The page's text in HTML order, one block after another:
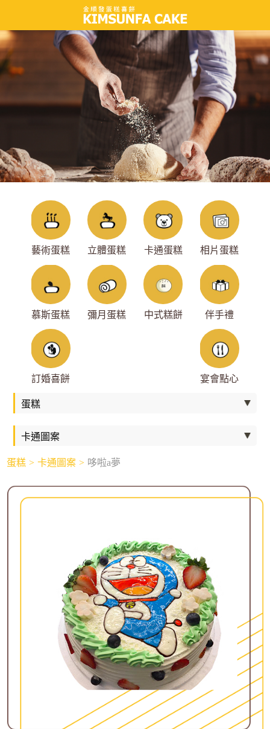
藝術蛋糕 立體蛋糕 卡通蛋糕 相片蛋糕
慕斯蛋糕 彌月蛋糕 中式糕餅 伴手禮
訂婚喜餅 宴會點心
蛋糕 卡通圖案 哆啦a夢